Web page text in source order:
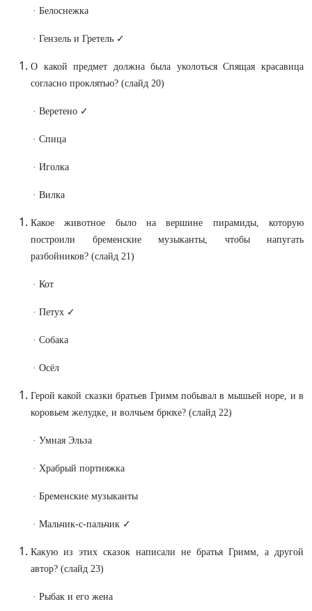
· Белоснежка
· Гензель и Гретель ✓
О какой предмет должна была уколоться Спящая красавица
согласно проклятью? (слайд 20)
· Веретено ✓
· Спица
· Иголка
· Вилка
Какое животное было на вершине пирамиды, которую
построили бременские музыканты, чтобы напугать
разбойников? (слайд 21)
· Кот
· Петух ✓
· Собака
· Осёл
Герой какой сказки братьев Гримм побывал в мышьей норе, и в
коровьем желудке, и волчьем брюхе? (слайд 22)
· Умная Эльза
· Храбрый портняжка
· Бременские музыканты
· Мальчик-с-пальчик ✓
Какую из этих сказок написали не братья Гримм, а другой
автор? (слайд 23)
· Рыбак и его жена